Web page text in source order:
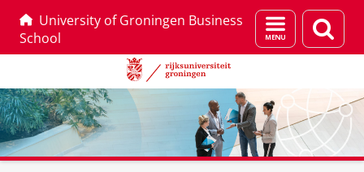
University of Groningen Business
School
Menu
en